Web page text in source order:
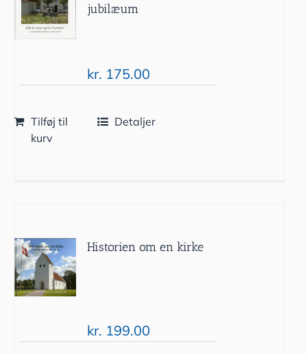
jubilæum
kr. 175.00
Tilføj til
kurv
Detaljer
Historien om en kirke
kr. 199.00